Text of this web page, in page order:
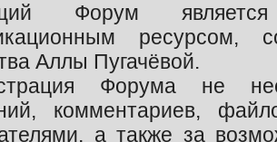
Форум является
ресурсом,
Аллы Пугачёвой.
Форума не
комментариев,
а также за